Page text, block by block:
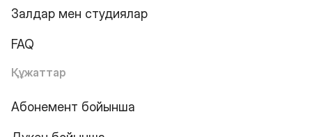
Залдар мен студиялар
FAQ
Құжаттар
Абонемент бойынша